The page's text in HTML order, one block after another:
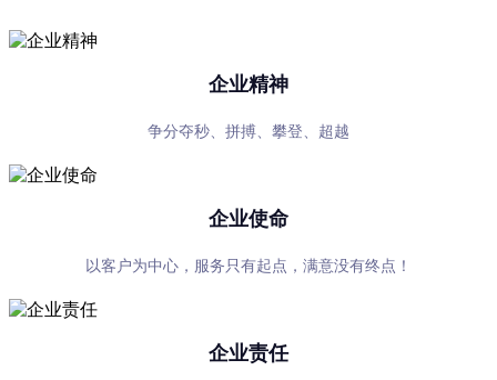
企业精神
争分夺秒、拼搏、攀登、超越
企业使命
以客户为中心，服务只有起点，满意没有终点！
企业责任